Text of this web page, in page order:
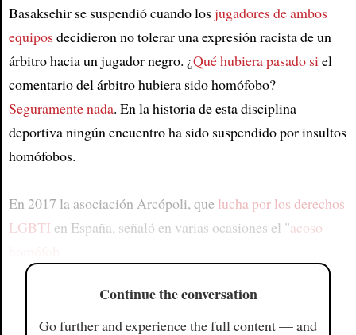
Basaksehir se suspendió cuando losjugadores de ambos
equiposdecidieron no tolerar una expresión racista de un
árbitro hacia un jugador negro. ¿Qué hubiera pasado siel
comentario del árbitro hubiera sido homófobo?
Seguramente nada. En la historia de esta disciplina
deportiva ningún encuentro ha sido suspendido por insultos
homófobos.
En 2017 la asociación Arcópoli, que lucha por los derechos
LGBTI en España, señaló en varias ocasiones el "acoso
Continue the conversation
Go further and experience the full content — and